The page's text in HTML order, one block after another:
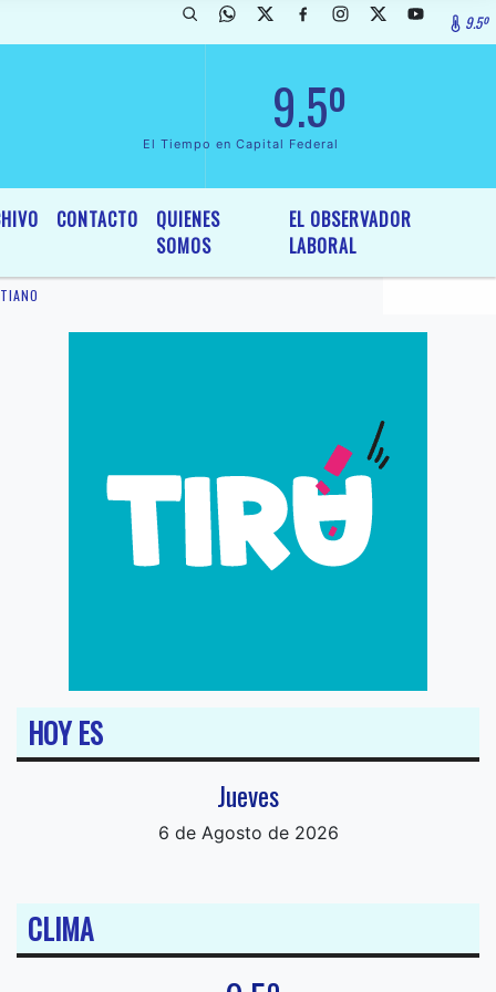
InterÃ©s General y Legislativo, por Ordenanza NÂº 6236/19 del 9.5º
9.5º
El Tiempo en Capital Federal
CONTACTO
QUIENES
SOMOS
EL OBSERVADOR
LABORAL
HOY ES
Jueves
6 de Agosto de 2026
CLIMA